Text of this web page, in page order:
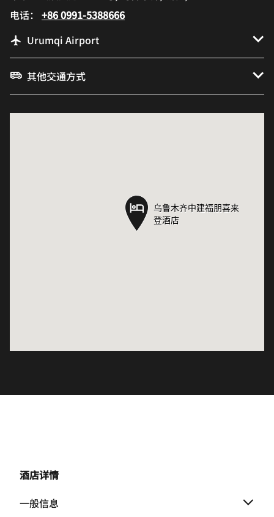
电话： +86 0991-5388666
Urumqi Airport
其他交通方式
乌鲁木齐中建福朋喜来
登酒店
乌鲁木齐中建福朋喜来
登酒店
酒店详情
一般信息